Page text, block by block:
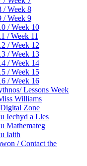
/ Week 8
/ Week 9
/ Week 10
/ Week 11
/ Week 12
/ Week 13
/ Week 14
/ Week 15
/ Week 16
Lessons Week
Williams
Zone
Iechyd a Lles
Mathemateg
Iaith
/ Contact the